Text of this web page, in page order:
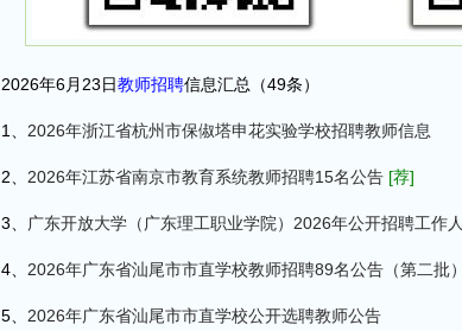
2026年6月23日教师招聘信息汇总（49条）
1、 2026年浙江省杭州市保俶塔申花实验学校招聘教师信息
2、 2026年江苏省南京市教育系统教师招聘15名公告 [荐]
3、 广东开放大学（广东理工职业学院）2026年公开招聘工作
4、 2026年广东省汕尾市市直学校教师招聘89名公告（第二批）
5、 2026年广东省汕尾市市直学校公开选聘教师公告